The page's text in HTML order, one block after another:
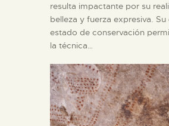
resulta impactante por su
belleza y fuerza expresiva.
estado de conservación
la técnica…